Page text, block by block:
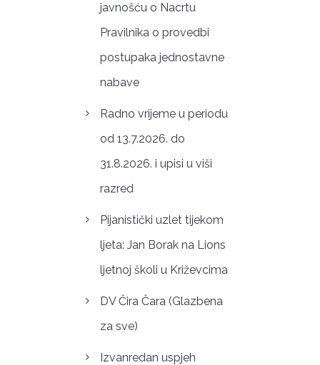
javnošću o Nacrtu
Pravilnika o provedbi
postupaka jednostavne
nabave
Radno vrijeme u periodu
od 13.7.2026. do
31.8.2026. i upisi u viši
razred
Pijanistički uzlet tijekom
ljeta: Jan Borak na Lions
ljetnoj školi u Križevcima
DV Čira Čara (Glazbena
za sve)
Izvanredan uspjeh